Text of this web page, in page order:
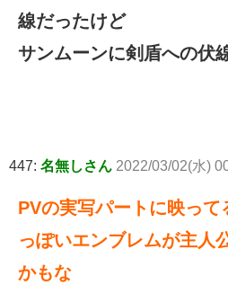
線だったけど
サンムーンに剣盾への伏
447: 名無しさん 2022/03/02(水)
PVの実写パートに映って
っぽいエンブレムが主人
かもな